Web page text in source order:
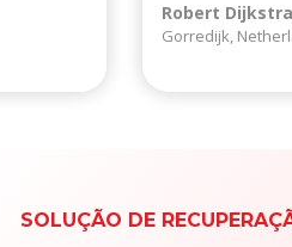
Robert Dijkstra
Gorredijk,
SOLUÇÃO DE